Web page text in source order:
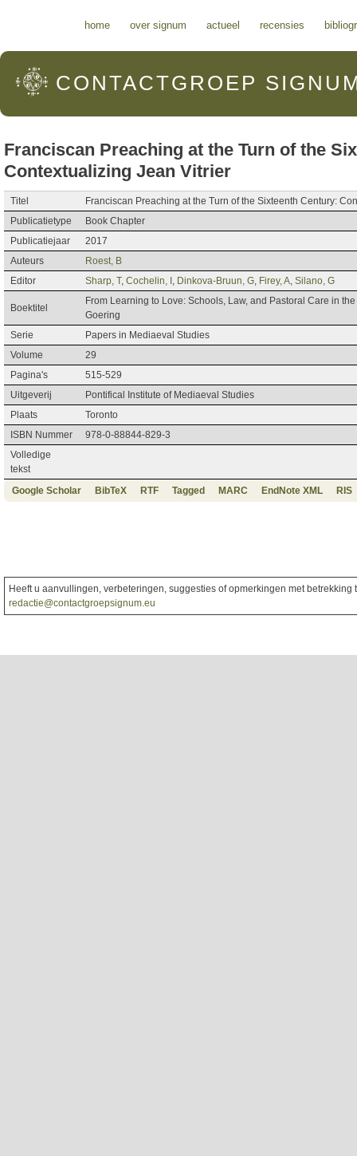
home over signum actueel recensies
CONTACTGROEP
Franciscan Preaching at the Turn of the
Contextualizing Jean Vitrier
Titel
Franciscan Preaching at the Turn of the Sixteenth Century:
Publicatietype
Book Chapter
Publicatiejaar
2017
Auteurs
Roest, B
Editor
Sharp, T, Cochelin, I Dinkova-Bruun, G Firey, A Silano, G
Boektitel
From Learning to Love: Schools, Law, and Pastoral Care in
Goering
Serie
Papers in Mediaeval Studies
Volume
29
Pagina's
515-529
Uitgeverij
Pontifical Institute of Mediaeval Studies
Plaats
Toronto
ISBN Nummer
978-0-88844-829-3
Volledige
tekst
Google Scholar
BibTeX RTF Tagged MARC EndNote XML RIS
Heeft u aanvullingen, verbeteringen, suggesties of opmerkingen met
redactie@contactgroepsignum.eu